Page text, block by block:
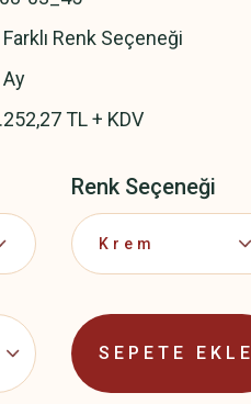
Farklı Renk Seçeneği
Ay
TL + KDV
Renk Seçeneği
SEPETE EKLE